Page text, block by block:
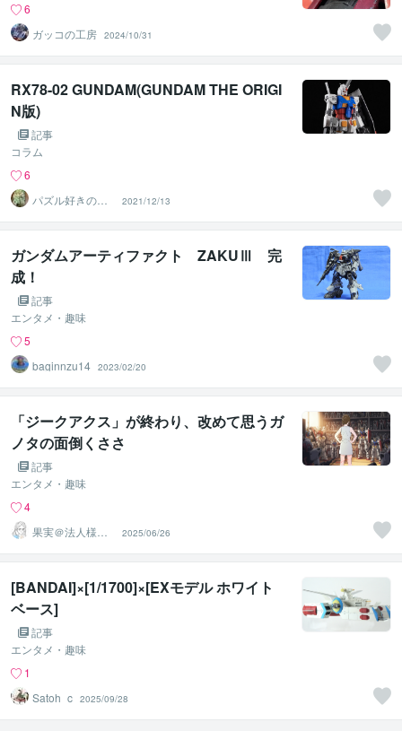
6
ガッコの工房 2024/10/31
RX78-02 GUNDAM(GUNDAM THE ORIGI
N版)
記事
コラム
6
パズル好きのし
げお
2021/12/13
ガンダムアーティファクト ZAKUⅢ 完
成！
記事
エンタメ・趣味
5
baginnzu14 2023/02/20
「ジークアクス」が終わり、改めて思うガ
ノタの面倒くささ
記事
エンタメ・趣味
4
果実＠法人様実
績多数のイラス
トレーター
2025/06/26
[BANDAI]×[1/1700]×[EXモデル ホワイト
ベース]
記事
エンタメ・趣味
1
Satoh_c 2025/09/28